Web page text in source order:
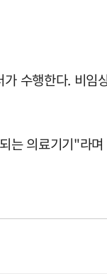
수행한다. 비
의료기기"라